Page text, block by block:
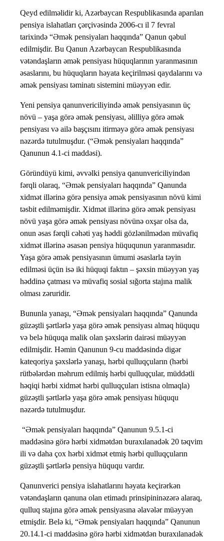
Qeyd edilməlidir ki, Azərbaycan Respublikasında aparılan
pensiya islahatları çərçivəsində 2006-cı il 7 fevral
tarixində “Əmək pensiyaları haqqında” Qanun qəbul
edilmişdir. Bu Qanun Azərbaycan Respublikasında
vətəndaşların əmək pensiyası hüquqlarının yaranmasının
əsaslarını, bu hüquqların həyata keçirilməsi qaydalarını və
əmək pensiyası təminatı sistemini müəyyən edir.
Yeni pensiya qanunvericiliyində əmək pensiyasının üç
növü – yaşa görə əmək pensiyası, əlilliyə görə əmək
pensiyası və ailə başçısını itirməyə görə əmək pensiyası
nəzərdə tutulmuşdur. (“Əmək pensiyaları haqqında”
Qanunun 4.1-ci maddəsi).
Göründüyü kimi, əvvəlki pensiya qanunvericiliyindən
fərqli olaraq, “Əmək pensiyaları haqqında” Qanunda
xidmət illərinə görə pensiya əmək pensiyasının növü kimi
təsbit edilməmişdir. Xidmət illərinə görə əmək pensiyası
növü yaşa görə əmək pensiyası növünə oxşar olsa da,
onun əsas fərqli cəhəti yaş həddi gözlənilmədən müvafiq
xidmət illərinə əsasən pensiya hüququnun yaranmasıdır.
Yaşa görə əmək pensiyasının ümumi əsaslarla təyin
edilməsi üçün isə iki hüquqi faktın – şəxsin müəyyən yaş
həddinə çatması və müvafiq sosial sığorta stajına malik
olması zəruridir.
Bununla yanaşı, “Əmək pensiyaları haqqında” Qanunda
güzəştli şərtlərlə yaşa görə əmək pensiyası almaq hüququ
və belə hüquqa malik olan şəxslərin dairəsi müəyyən
edilmişdir. Həmin Qanunun 9-cu maddəsində digər
kateqoriya şəxslərlə yanaşı, hərbi qulluqçuların (hərbi
rütbələrdən məhrum edilmiş hərbi qulluqçular, müddətli
həqiqi hərbi xidmət hərbi qulluqçuları istisna olmaqla)
güzəştli şərtlərlə yaşa görə əmək pensiyası hüququ
nəzərdə tutulmuşdur.
“Əmək pensiyaları haqqında” Qanunun 9.5.1-ci
maddəsinə görə hərbi xidmətdən buraxılanadək 20 təqvim
ili və daha çox hərbi xidmət etmiş hərbi qulluqçuların
güzəştli şərtlərlə pensiya hüququ vardır.
Qanunverici pensiya islahatlarını həyata keçirərkən
vətəndaşların qanuna olan etimadı prinsipininəzərə alaraq,
qulluq stajına görə əmək pensiyasına əlavələr müəyyən
etmişdir. Belə ki, “Əmək pensiyaları haqqında” Qanunun
20.14.1-ci maddəsinə görə hərbi xidmətdən buraxılanadək